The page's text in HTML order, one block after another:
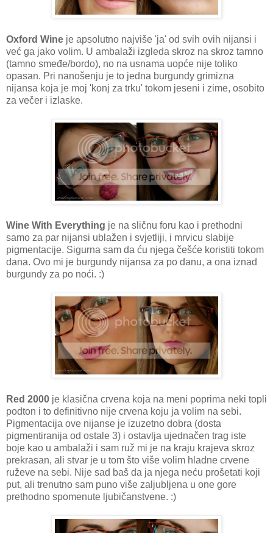
Oxford Wine je apsolutno najviše 'ja' od svih ovih nijansi i
već ga jako volim. U ambalaži izgleda skroz na skroz tamno
(tamno smeđe/bordo), no na usnama uopće nije toliko
opasan. Pri nanošenju je to jedna burgundy grimizna
nijansa koja je moj 'konj za trku' tokom jeseni i zime, osobito
za večer i izlaske.
Wine With Everything je na sličnu foru kao i prethodni
samo za par nijansi ublažen i svjetliji, i mrvicu slabije
pigmentacije. Sigurna sam da ću njega češće koristiti tokom
dana. Ovo mi je burgundy nijansa za po danu, a ona iznad
burgundy za po noći. :)
Red 2000 je klasična crvena koja na meni poprima neki topli
podton i to definitivno nije crvena koju ja volim na sebi.
Pigmentacija ove nijanse je izuzetno dobra (dosta
pigmentiranija od ostale 3) i ostavlja ujednačen trag iste
boje kao u ambalaži i sam ruž mi je na kraju krajeva skroz
prekrasan, ali stvar je u tom što više volim hladne crvene
ruževe na sebi. Nije sad baš da ja njega neću prošetati koji
put, ali trenutno sam puno više zaljubljena u one gore
prethodno spomenute ljubičanstvene. :)